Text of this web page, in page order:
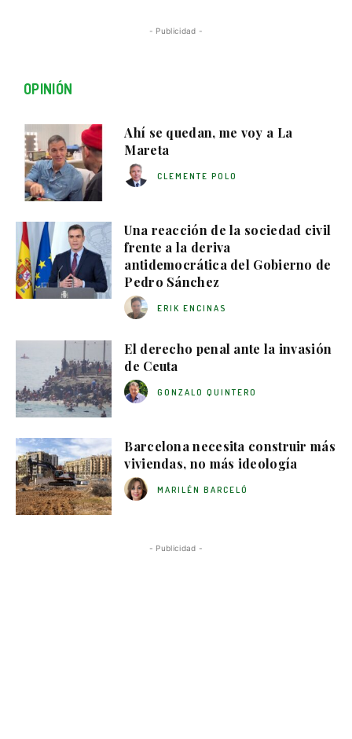
- Publicidad -
OPINIÓN
Ahí se quedan, me voy a La
Mareta
CLEMENTE POLO
Una reacción de la sociedad civil
frente a la deriva
antidemocrática del Gobierno de
Pedro Sánchez
ERIK ENCINAS
El derecho penal ante la invasión
de Ceuta
GONZALO QUINTERO
Barcelona necesita construir más
viviendas, no más ideología
MARILÉN BARCELÓ
- Publicidad -